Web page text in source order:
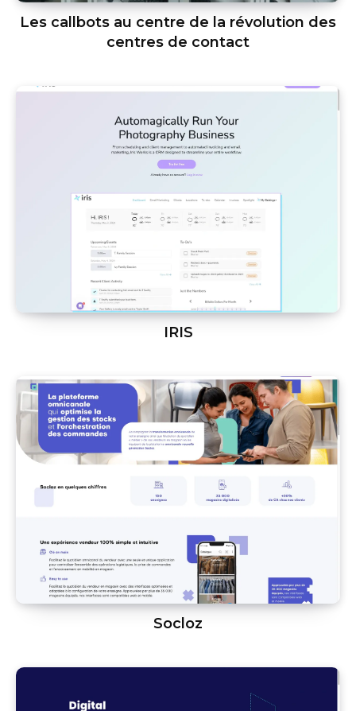
Les callbots au centre de la révolution des
centres de contact
IRIS
Socloz